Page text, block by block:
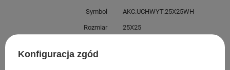
Symbol AKC.UCHWYT.25X25WH
Rozmiar 25X25
Maksymalna szerokość opaski
Konfiguracja zgód